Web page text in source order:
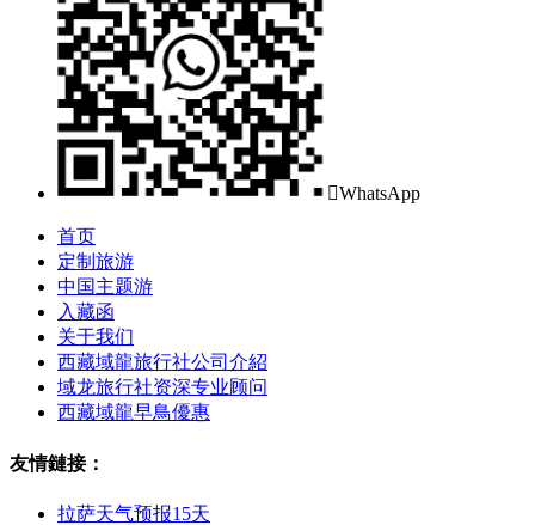
WhatsApp
首页
定制旅游
中国主题游
入藏函
关于我们
西藏域龍旅行社公司介紹
域龙旅行社资深专业顾问
西藏域龍早鳥優惠
友情鏈接：
拉萨天气预报15天